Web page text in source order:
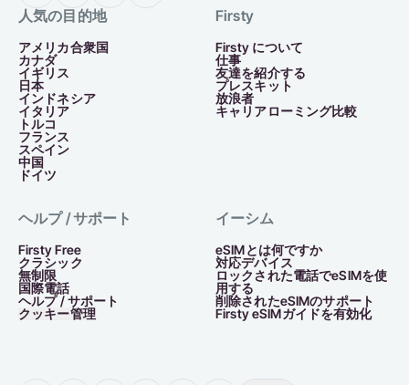
人気の目的地
アメリカ合衆国
カナダ
イギリス
日本
インドネシア
イタリア
トルコ
フランス
スペイン
中国
ドイツ
Firsty
Firsty について
仕事
友達を紹介する
プレスキット
放浪者
キャリアローミング比較
ヘルプ / サポート
Firsty Free
クラシック
無制限
国際電話
ヘルプ / サポート
クッキー管理
イーシム
eSIMとは何ですか
対応デバイス
ロックされた電話でeSIMを使
用する
削除されたeSIMのサポート
Firsty eSIMガイドを有効化